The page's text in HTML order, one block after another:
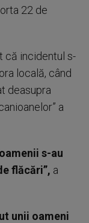
22 de
că incidentul s-
locală, când
deasupra
a
s-au
flăcări”, a
unii oameni